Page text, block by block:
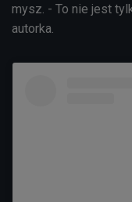
mysz. - To nie jest
autorka.